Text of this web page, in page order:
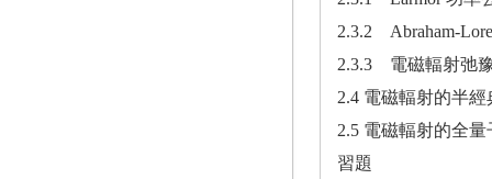
2.3.2 Abraham-
2.3.3 電磁輻射弛
2.4 電磁輻射的半經
2.5 電磁輻射的全量
習題